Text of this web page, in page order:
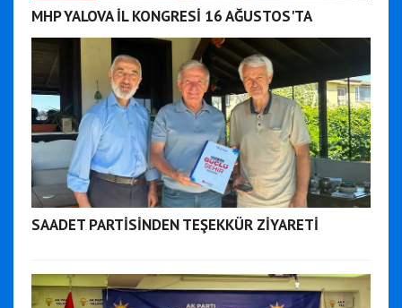
MHP YALOVA İL KONGRESİ 16 AĞUSTOS'TA
SAADET PARTİSİNDEN TEŞEKKÜR ZİYARETİ